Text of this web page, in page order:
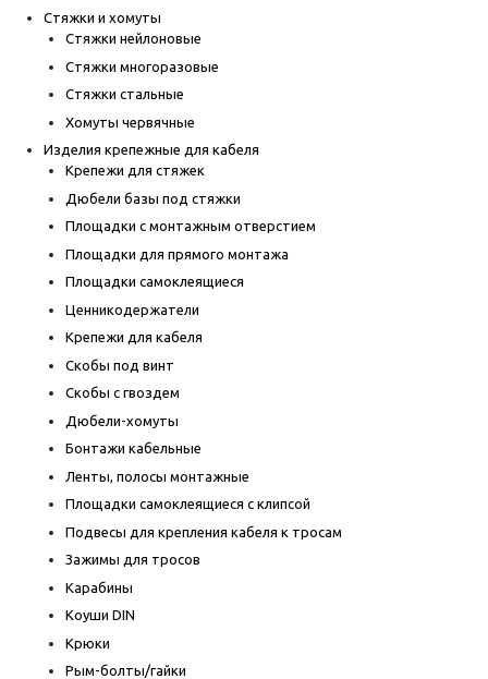
Стяжки и хомуты
Стяжки нейлоновые
Стяжки многоразовые
Стяжки стальные
Хомуты червячные
Изделия крепежные для кабеля
Крепежи для стяжек
Дюбели базы под стяжки
Площадки с монтажным отверстием
Площадки для прямого монтажа
Площадки самоклеящиеся
Ценникодержатели
Крепежи для кабеля
Скобы под винт
Скобы с гвоздем
Дюбели-хомуты
Бонтажи кабельные
Ленты, полосы монтажные
Площадки самоклеящиеся с клипсой
Подвесы для крепления кабеля к тросам
Зажимы для тросов
Карабины
Коуши DIN
Крюки
Рым-болты/гайки